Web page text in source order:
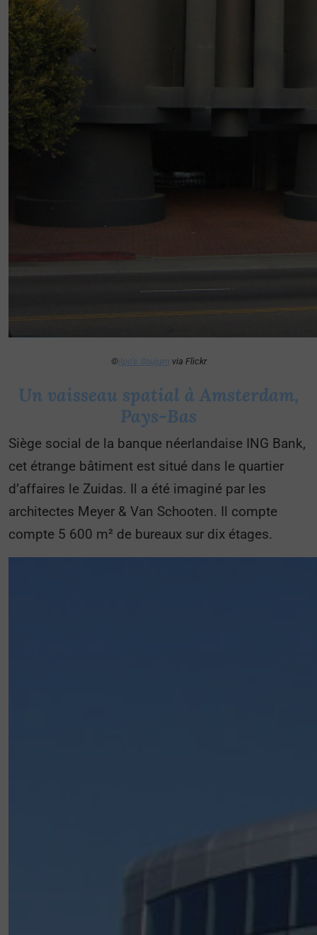
©ilpo’s Soujurn via Flickr
Un vaisseau spatial à Amsterdam,
Pays-Bas
Siège social de la banque néerlandaise ING Bank,
cet étrange bâtiment est situé dans le quartier
d’affaires le Zuidas. Il a été imaginé par les
architectes Meyer & Van Schooten. Il compte
compte 5 600 m² de bureaux sur dix étages.